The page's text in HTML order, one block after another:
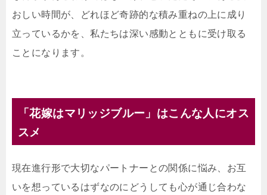
おしい時間が、どれほど奇跡的な積み重ねの上に成り
立っているかを、私たちは深い感動とともに受け取る
ことになります。
「花嫁はマリッジブルー」はこんな人にオス
スメ
現在進行形で大切なパートナーとの関係に悩み、お互
いを想っているはずなのにどうしても心が通じ合わな